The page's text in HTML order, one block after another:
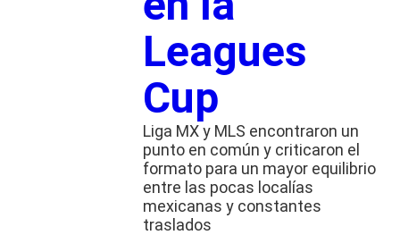
Leagues
Cup
Liga MX y MLS encontraron un
punto en común y criticaron el
formato para un mayor equilibrio
entre las pocas localías
mexicanas y constantes
traslados